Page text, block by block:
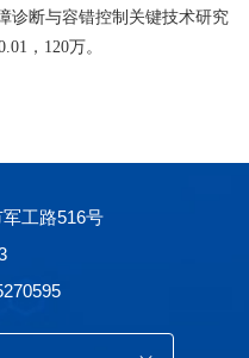
诊断与容错控制关键技术研究
，120万。
工路516号